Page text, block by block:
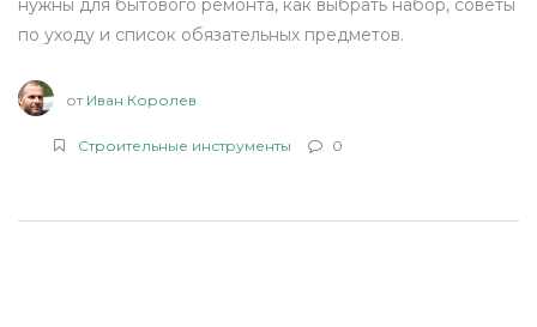
нужны для бытового ремонта, как выбрать набор, советы
по уходу и список обязательных предметов.
от Иван Королев
Строительные инструменты 0